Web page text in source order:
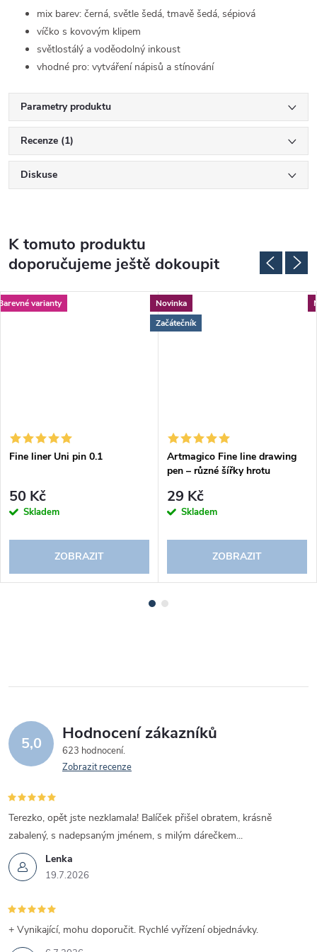
mix barev: černá, světle šedá, tmavě šedá, sépiová
víčko s kovovým klipem
světlostálý a voděodolný inkoust
vhodné pro: vytváření nápisů a stínování
Parametry produktu
Recenze (1)
Diskuse
K tomuto produktu
doporučujeme ještě dokoupit
varianty
Fine liner Uni pin 0.1
50 Kč
Skladem
ZOBRAZIT
Novinka
Začátečník
Artmagico Fine line drawing
pen – různé šířky hrotu
29 Kč
Skladem
ZOBRAZIT
5,0 Hodnocení zákazníků
623 hodnocení
Zobrazit recenze
Lenka
19.7.2026
Terezko, opět jste nezklamala! Balíček přišel obratem, krásně
zabalený, s nadepsaným jménem, s milým dárečkem...
+ Vynikající, mohu doporučit. Rychlé vyřízení objednávky.